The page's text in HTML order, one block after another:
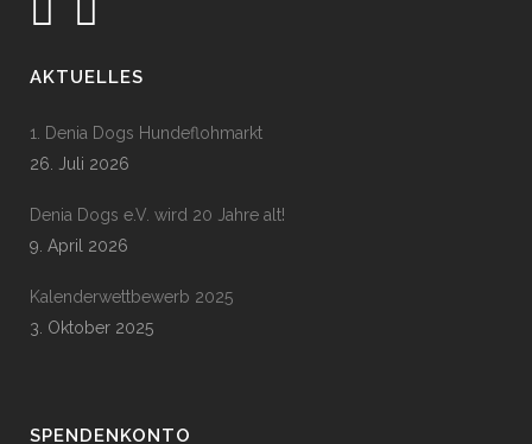
AKTUELLES
1. Denia Dogs Hundeflohmarkt
26. Juli 2026
Denia Dogs e.V. wird 20 Jahre alt!
9. April 2026
Kalenderwettbewerb 2025
3. Oktober 2025
SPENDENKONTO